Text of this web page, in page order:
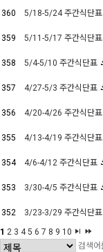
360 5/18-5/24 주간식단표
359 5/11-5/17 주간식단표
358 5/4-5/10 주간식단표
357 4/27-5/3 주간식단표
356 4/20-4/26 주간식단표
355 4/13-4/19 주간식단표
354 4/6-4/12 주간식단표
353 3/30-4/5 주간식단표
352 3/23-3/29 주간식단표
1 2 3 4 5 6 7 8 9 10